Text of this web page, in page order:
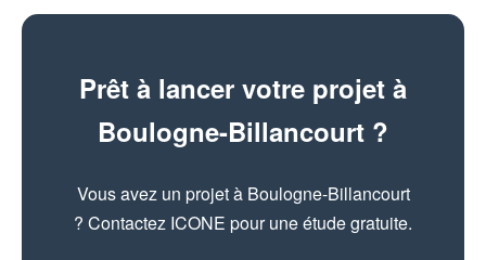
Prêt à lancer votre projet à
Boulogne-Billancourt ?
Vous avez un projet à Boulogne-Billancourt
? Contactez ICONE pour une étude gratuite.